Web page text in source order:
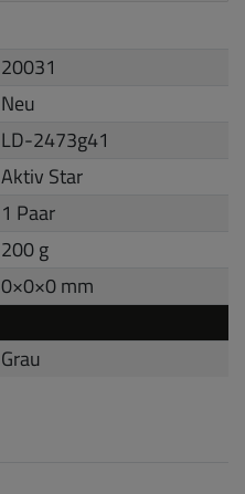
20031
Neu
LD-2473g41
Aktiv Star
1 Paar
200 g
0×0×0mm
Grau